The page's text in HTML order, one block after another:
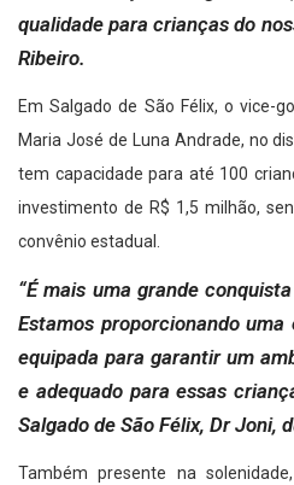
qualidade para crianças do
Ribeiro.
Em Salgado de São Félix, o vice-
Maria José de Luna Andrade, no
tem capacidade para até 100
investimento de R$ 1,5 milhão,
convênio estadual.
“É mais uma grande
Estamos proporcionando
equipada para garantir um
e adequado para essas
Salgado de São Félix, Dr Joni,
Também presente na